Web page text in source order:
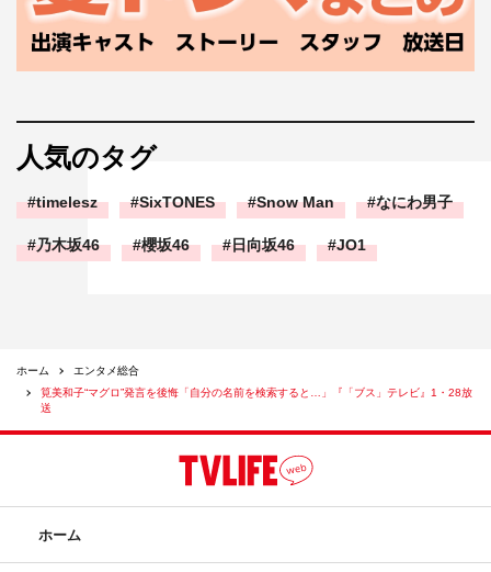
人気のタグ
timelesz SixTONES Snow Man なにわ男子
乃木坂46 櫻坂46 日向坂46 JO1
ホーム
エンタメ総合
筧美和子“マグロ”発言を後悔「自分の名前を検索すると…」『「ブス」テレビ』1・28放
送
ホーム